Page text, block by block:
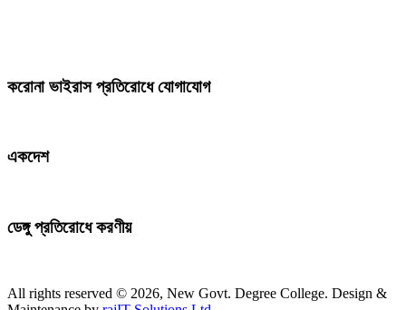
করোনা ভাইরাস প্রতিরোধে যোগাযোগ
একদেশ
ডেঙ্গু প্রতিরোধে করণীয়
All rights reserved © 2026, New Govt. Degree College. Design &